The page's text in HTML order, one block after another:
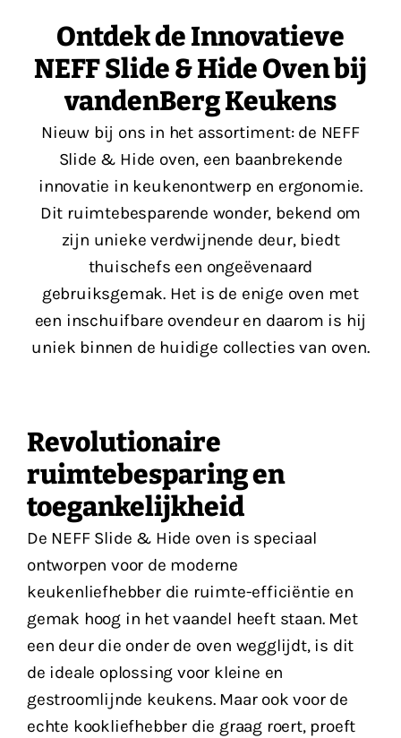
Ontdek de Innovatieve
NEFF Slide & Hide Oven bij
vandenBerg Keukens
Nieuw bij ons in het assortiment: de NEFF
Slide & Hide oven, een baanbrekende
innovatie in keukenontwerp en ergonomie.
Dit ruimtebesparende wonder, bekend om
zijn unieke verdwijnende deur, biedt
thuischefs een ongeëvenaard
gebruiksgemak. Het is de enige oven met
een inschuifbare ovendeur en daarom is hij
uniek binnen de huidige collecties van oven.
Revolutionaire
ruimtebesparing en
toegankelijkheid
De NEFF Slide & Hide oven is speciaal
ontworpen voor de moderne
keukenliefhebber die ruimte-efficiëntie en
gemak hoog in het vaandel heeft staan. Met
een deur die onder de oven wegglijdt, is dit
de ideale oplossing voor kleine en
gestroomlijnde keukens. Maar ook voor de
echte kookliefhebber die graag roert, proeft